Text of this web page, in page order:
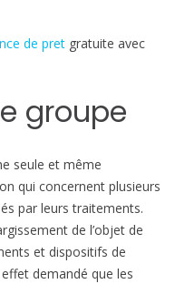
de pret gratuite avec
groupe
seule et même
qui concernent plusieurs
par leurs traitements.
de l’objet de
et dispositifs de
effet demandé que les